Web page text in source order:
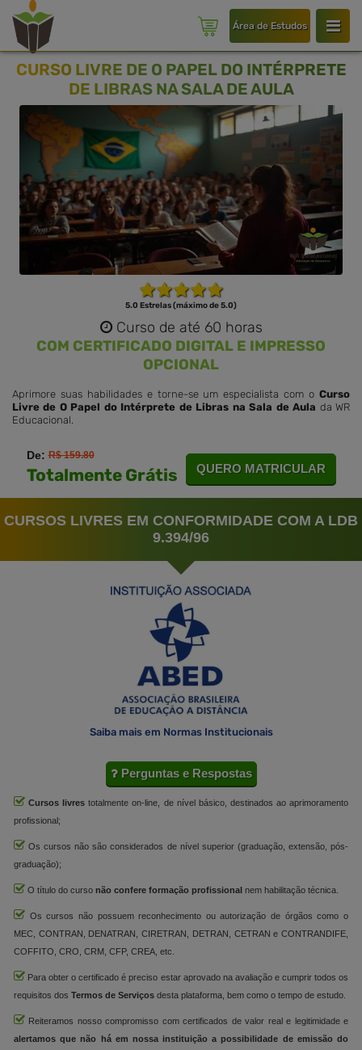
Área de Estudos
CURSO LIVRE DE O PAPEL DO INTÉRPRETE
DE LIBRAS NA SALA DE AULA
5.0 Estrelas (máximo de 5.0)
Curso de até 60 horas
COM CERTIFICADO DIGITAL E IMPRESSO
OPCIONAL
Aprimore suas habilidades e torne-se um especialista com o Curso
Livre de O Papel do Intérprete de Libras na Sala de Aula da WR
Educacional.
De:R$ 159.80
Totalmente Grátis QUERO MATRICULAR
CURSOS LIVRES EM CONFORMIDADE COM A LDB
9.394/96
Saiba mais em Normas Institucionais
Perguntas e Respostas
Cursos livres totalmente on-line, de nível básico, destinados ao aprimoramento
profissional;
Os cursos não são considerados de nível superior (graduação, extensão, pós-
graduação);
O título do curso não confere formação profissional nem habilitação técnica.
Os cursos não possuem reconhecimento ou autorização de órgãos como o
MEC, CONTRAN, DENATRAN, CIRETRAN, DETRAN, CETRAN e CONTRANDIFE,
COFFITO, CRO, CRM, CFP, CREA, etc.
Para obter o certificado é preciso estar aprovado na avaliação e cumprir todos os
requisitos dos Termos de Serviços desta plataforma, bem como o tempo de estudo.
Reiteramos nosso compromisso com certificados de valor real e legitimidade e
alertamos que não há em nossa instituição a possibilidade de emissão do